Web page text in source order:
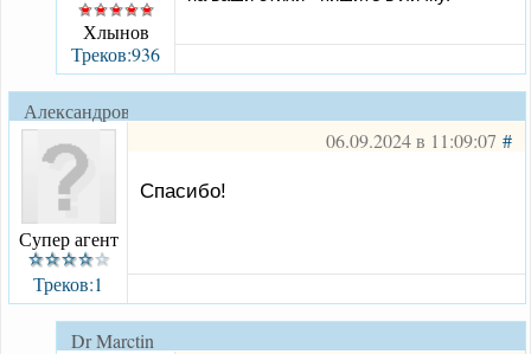
Хлынов
Треков:936
Александровск
06.09.2024 в 11:09:07#
Супер агент
Треков:1
Спасибо!
Dr Marctin